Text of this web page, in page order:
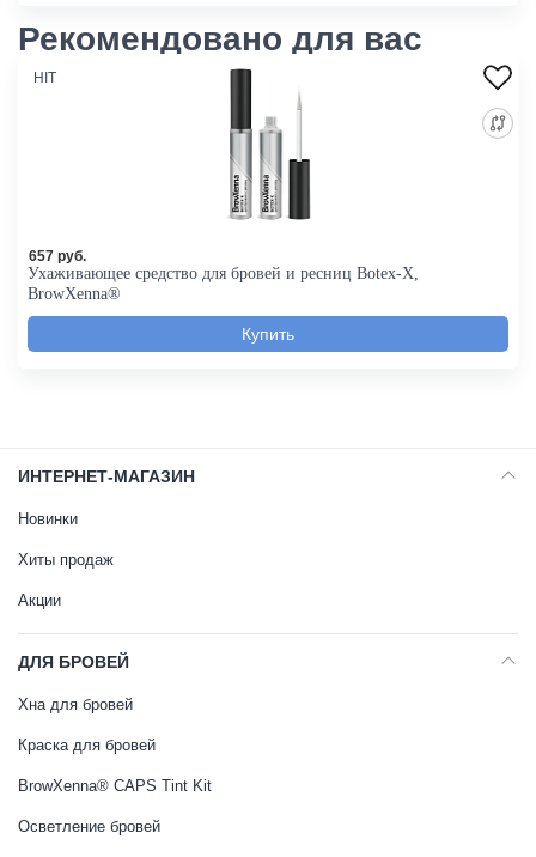
Рекомендовано для вас
HIT
Ухаживающее средство для бровей и ресниц Botex-X,
BrowXenna®
657 руб.
ИНТЕРНЕТ-МАГАЗИН
Новинки
Хиты продаж
Акции
ДЛЯ БРОВЕЙ
Хна для бровей
Краска для бровей
BrowXenna® CAPS Tint Kit
Осветление бровей